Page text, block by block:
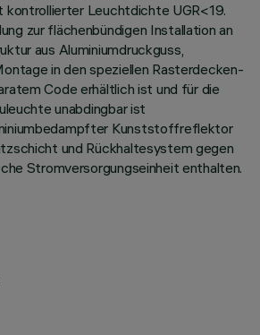
kontrollierter Leuchtdichte UGR<19.
zur flächenbündigen Installation an
aus Aluminiumdruckguss,
in den speziellen Rasterdecken-
Code erhältlich ist und für die
unabdingbar ist
Kunststoffreflektor
und Rückhaltesystem gegen
Stromversorgungseinheit enthalten.